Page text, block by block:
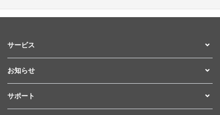
サービス
お知らせ
サポート